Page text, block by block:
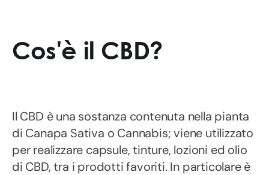
Cos'è il CBD?
Il CBD è una sostanza contenuta nella pianta
di Canapa Sativa o Cannabis; viene utilizzato
per realizzare capsule, tinture, lozioni ed olio
di CBD, tra i prodotti favoriti. In particolare è